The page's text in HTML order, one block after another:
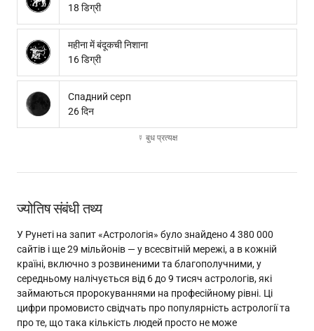
18 डिग्री
महीना में बंदूकची निशाना
16 डिग्री
Спадний серп
26 दिन
☿ बुध प्रत्यक्ष
ज्योतिष संबंधी तथ्य
У Рунеті на запит «Астрологія» було знайдено 4 380 000
сайтів і ще 29 мільйонів — у всесвітній мережі, а в кожній
країні, включно з розвиненими та благополучними, у
середньому налічується від 6 до 9 тисяч астрологів, які
займаються пророкуваннями на професійному рівні. Ці
цифри промовисто свідчать про популярність астрології та
про те, що така кількість людей просто не може